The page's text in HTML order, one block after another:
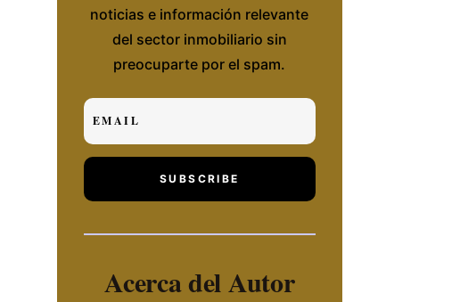
noticias e información relevante
del sector inmobiliario sin
preocuparte por el spam.
SUBSCRIBE
Acerca del Autor